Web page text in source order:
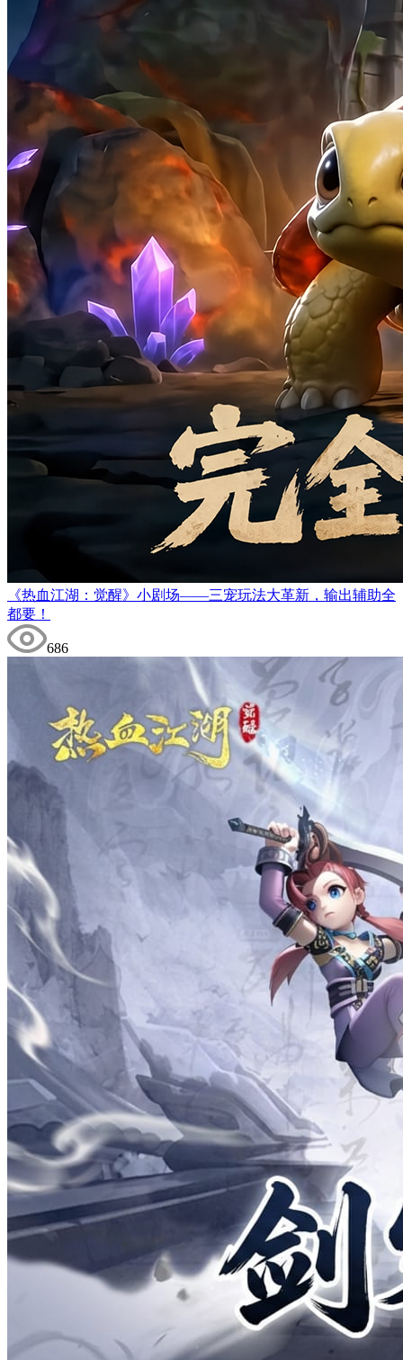
《热血江湖：觉醒》小剧场——三宠玩法大革新，输出辅助全
都要！
686